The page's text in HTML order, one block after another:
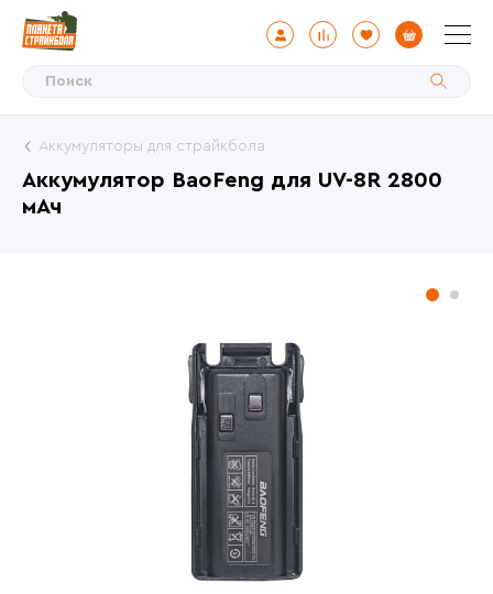
Аккумулятор BaoFeng для UV-8R 2800
мАч
Аккумуляторы для страйкбола